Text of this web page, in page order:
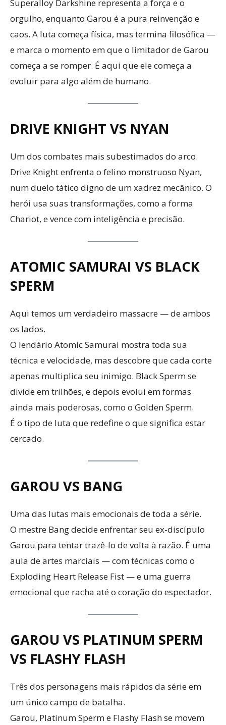
Superalloy Darkshine representa a força e o
orgulho, enquanto Garou é a pura reinvenção e
caos. A luta começa física, mas termina filosófica —
e marca o momento em que o limitador de Garou
começa a se romper. É aqui que ele começa a
evoluir para algo além de humano.
DRIVE KNIGHT VS NYAN
Um dos combates mais subestimados do arco.
Drive Knight enfrenta o felino monstruoso Nyan,
num duelo tático digno de um xadrez mecânico. O
herói usa suas transformações, como a forma
Chariot, e vence com inteligência e precisão.
ATOMIC SAMURAI VS BLACK
SPERM
Aqui temos um verdadeiro massacre — de ambos
os lados.
O lendário Atomic Samurai mostra toda sua
técnica e velocidade, mas descobre que cada corte
apenas multiplica seu inimigo. Black Sperm se
divide em trilhões, e depois evolui em formas
ainda mais poderosas, como o Golden Sperm.
É o tipo de luta que redefine o que significa estar
cercado.
GAROU VS BANG
Uma das lutas mais emocionais de toda a série.
O mestre Bang decide enfrentar seu ex-discípulo
Garou para tentar trazê-lo de volta à razão. É uma
aula de artes marciais — com técnicas como o
Exploding Heart Release Fist — e uma guerra
emocional que racha até o coração do espectador.
GAROU VS PLATINUM SPERM
VS FLASHY FLASH
Três dos personagens mais rápidos da série em
um único campo de batalha.
Garou, Platinum Sperm e Flashy Flash se movem